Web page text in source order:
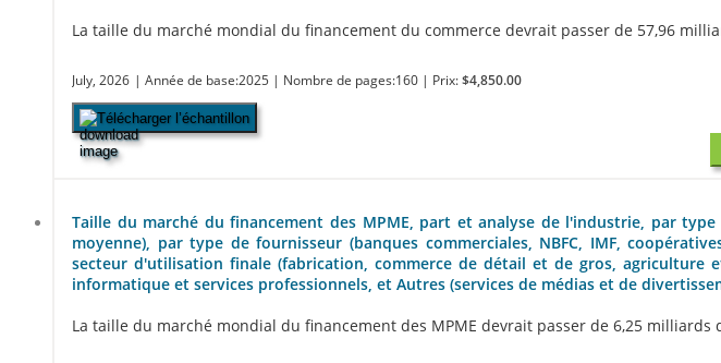
La taille du marché mondial du financement du commerce devrait passer de 57,96
July, 2026 | Année de base:2025 | Nombre de pages:160 | Prix:$4,850.00
Télécharger l’échantillon
Taille du marché du financement des MPME, part et analyse de l'industrie, par
moyenne), par type de fournisseur (banques commerciales, NBFC, IMF,
secteur d'utilisation finale (fabrication, commerce de détail et de gros,
informatique et services professionnels, et Autres (services de médias et de
La taille du marché mondial du financement des MPME devrait passer de 6,25 milliards